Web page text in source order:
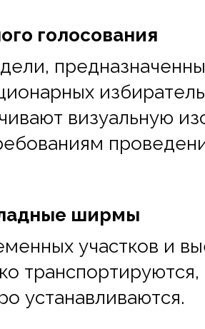
голосования
визуальную
ширмы
участков и
устанавливаются.